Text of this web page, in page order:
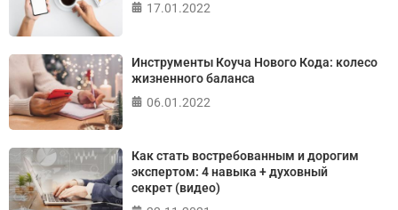
17.01.2022
Инструменты Коуча Нового Кода: колесо
жизненного баланса
06.01.2022
Как стать востребованным и дорогим
экспертом: 4 навыка + духовный
секрет (видео)